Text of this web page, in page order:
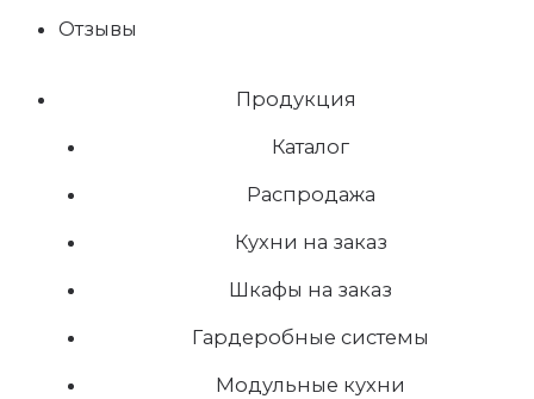
Отзывы
Продукция
Каталог
Распродажа
Кухни на заказ
Шкафы на заказ
Гардеробные системы
Модульные кухни